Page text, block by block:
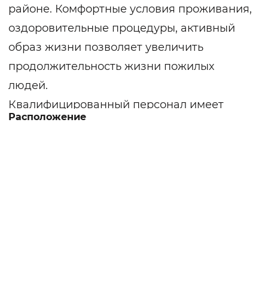
районе. Комфортные условия проживания,
оздоровительные процедуры, активный
образ жизни позволяет увеличить
продолжительность жизни пожилых
людей.
Квалифицированный персонал имеет
многолетний опыт работы по уходу за
Расположение